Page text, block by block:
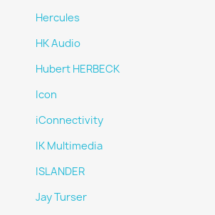
Hercules
HK Audio
Hubert HERBECK
Icon
iConnectivity
IK Multimedia
ISLANDER
Jay Turser